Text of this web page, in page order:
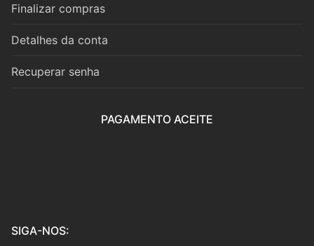
CD’s/DVD’s
BAM
Acessórios
Edição Integral das Obras Didáticas de Roberto
Finalizar compras
Detalhes da conta
Recuperar senha
PAGAMENTO ACEITE
SIGA-NOS: